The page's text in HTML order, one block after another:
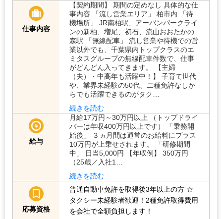
仕事内容
【契約期間】 期間の定めなし 具体的な仕
事内容 「流し営業エリア」 柏市内 「待
機場所」 JR南柏駅、アーバンパークライ
ンの新柏、増尾、初石、流山おおたかの
森駅 「無線配車」 流し営業や待機での営
業以外でも、千葉県内トップクラスのエ
ミタスグループの無線配車件数で、仕事
がどんどん入ってきます。 【主婦
（夫）・中高年も活躍中！】 子育て世代
や、業界未経験の50代、二種免許なしか
らでも活躍できるのがタク…
続きを読む
給与
月給17万円～30万円以上 （トップドライ
バーは年収400万円以上です） 「乗務開
始後」 ３ヵ月間は通常のお給料にプラス
10万円が上乗せされます。 「研修期間
中」 日当5,000円 【年収例】 350万円
（25歳／入社1…
続きを読む
応募資格
普通自動車免許を取得後3年以上の方 ☆
タクシー未経験者歓迎！2種免許取得費用
を会社で全額負担します！